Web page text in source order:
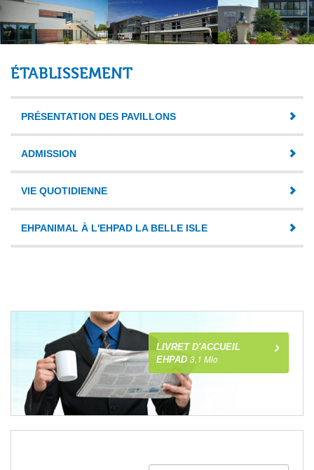
ÉTABLISSEMENT
PRÉSENTATION DES PAVILLONS
ADMISSION
VIE QUOTIDIENNE
EHPANIMAL À L'EHPAD LA BELLE ISLE
LIVRET D'ACCUEIL
EHPAD 3,1 Mio